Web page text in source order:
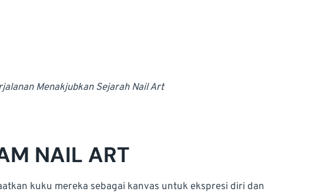
Menakjubkan Sejarah Nail Art
NAIL ART
kuku mereka sebagai kanvas untuk ekspresi diri dan